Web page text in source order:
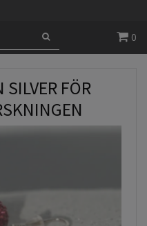
0
SILVER FÖR